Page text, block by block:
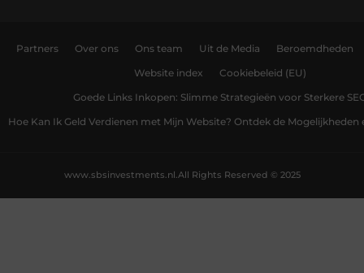
Partners Over ons Ons team Uit de Media Beroemdheden
Website index Cookiebeleid (EU)
Goede Links Inkopen: Slimme Strategieën voor Sterkere
Hoe Kan Ik Geld Verdienen met Mijn Website? Ontdek de Mogelijkheden
All Rights Reserved © 2025
www.sbsinvestments.nl.